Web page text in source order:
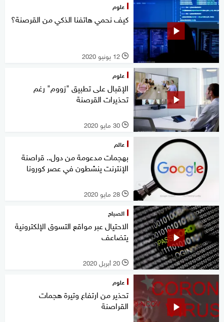
علوم
كيف نحمي هاتفنا الذكي من القرصنة؟
l 12 يونيو 2020
علوم
الإقبال على تطبيق "زووم" رغم
تحذيرات القرصنة
l 30 مايو 2020
عالم
بهجمات مدعومة من دول.. قراصنة
الإنترنت ينشطون في عصر كورونا
l 28 مايو 2020
الصباح
الاحتيال عبر مواقع التسوق الإلكترونية
يتضاعف
l 20 أبريل 2020
علوم
تحذير من ارتفاع وتيرة هجمات
القراصنة